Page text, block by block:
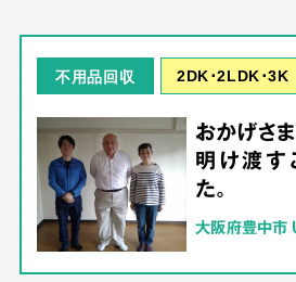
不用品回収 2DK･2LDK･3K
おかげさ
明け渡す
た。
大阪府豊中市